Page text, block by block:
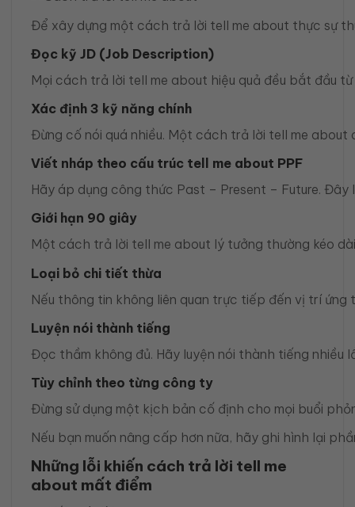
Để xây dựng một cách trả lời tell me about thực sự
Đọc kỹ JD (Job Description)
Mọi cách trả lời tell me about hiệu quả đều bắt đầu
Xác định 3 kỹ năng chính
Đừng cố nói quá nhiều. Một cách trả lời tell me
Viết nháp theo cấu trúc tell me about PPF
Hãy áp dụng công thức Past – Present – Future.
Giới hạn 90 giây
Một cách trả lời tell me about lý tưởng thường kéo
Loại bỏ chi tiết thừa
Nếu thông tin không liên quan trực tiếp đến vị trí
Luyện nói thành tiếng
Đọc thầm không đủ. Hãy luyện nói thành tiếng
Tùy chỉnh theo từng công ty
Đừng sử dụng một kịch bản cố định cho mọi buổi
Nếu bạn muốn nâng cấp hơn nữa, hãy ghi hình lại
Những lỗi khiến cách trả lời tell me
about mất điểm